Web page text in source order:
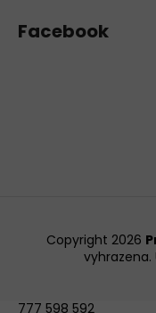
Facebook
Copyright 2026
vyhrazena.
777 598 592